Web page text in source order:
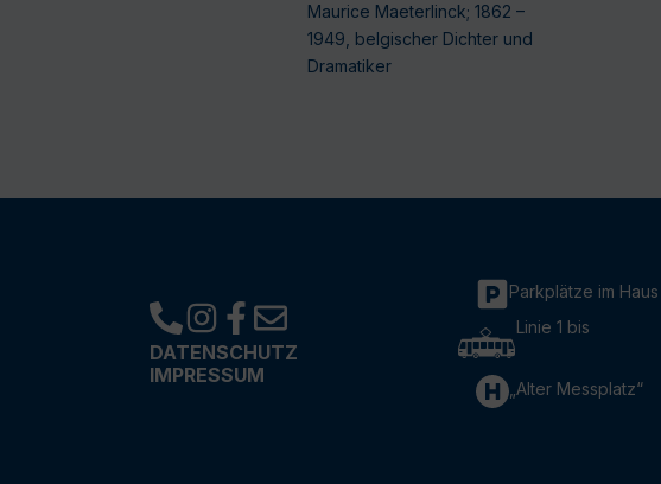
Maurice Maeterlinck; 1862 –
1949, belgischer Dichter und
Dramatiker
DATENSCHUTZ
IMPRESSUM
Parkplätze im Haus
Linie 1 bis
„Alter Messplatz“